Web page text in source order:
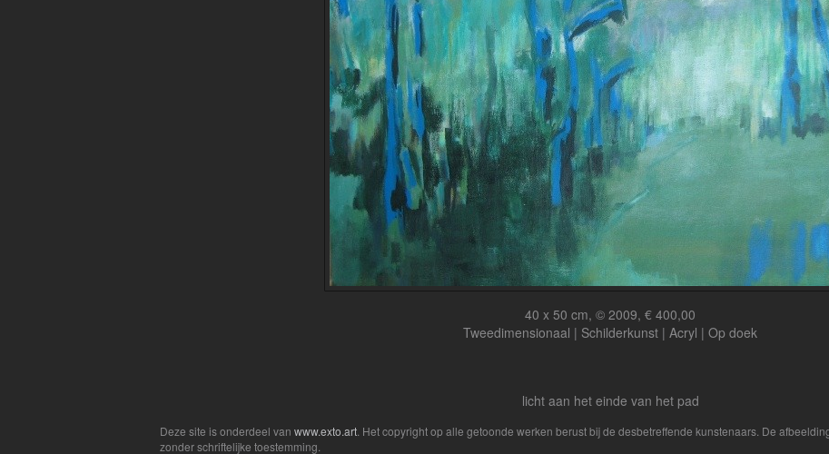
40 x 50 cm, © 2009, € 400,00
Tweedimensionaal | Schilderkunst | Acryl | Op doek
licht aan het einde van het pad
Deze site is onderdeel van www.exto.art . Het copyright op alle getoonde werken berust bij de desbetreffende kunstenaars. De
zonder schriftelijke toestemming.